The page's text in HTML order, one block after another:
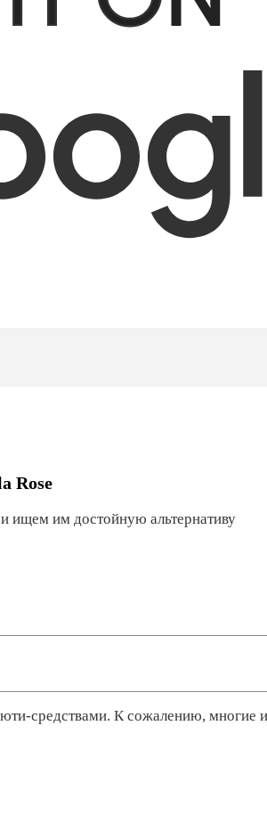
Rose
ищем им достойную альтернативу
средствами. К сожалению, многие